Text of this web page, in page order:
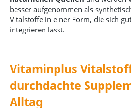
besser aufgenommen als
Vitalstoffe in einer Form, die sich
integrieren lässt.
Vitaminplus
durchdachte
Alltag